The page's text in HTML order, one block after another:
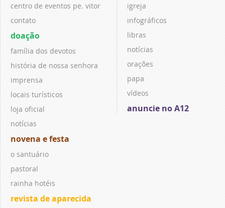
centro de eventos pe. vitor
contato
doação
família dos devotos
história de nossa senhora
imprensa
locais turísticos
loja oficial
notícias
novena e festa
o santuário
pastoral
rainha hotéis
revista de aparecida
igreja
infográficos
libras
notícias
orações
papa
vídeos
anuncie no A12